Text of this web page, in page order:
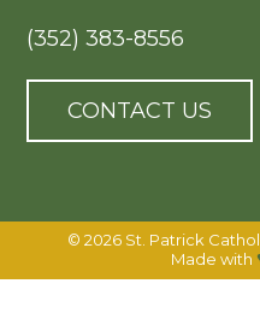
(352) 383-8556
CONTACT US
© 2026 St. Patrick
Made with